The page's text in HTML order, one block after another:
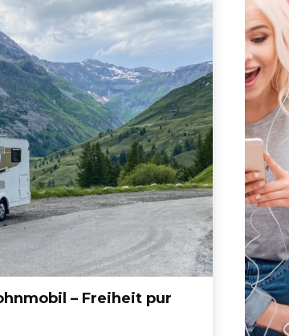
– Freiheit pur